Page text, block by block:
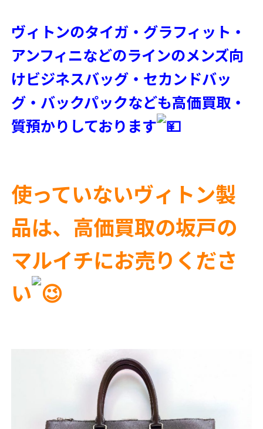
ヴィトンのタイガ・グラフィット・
アンフィニなどのラインのメンズ向
けビジネスバッグ・セカンドバッ
グ・バックパックなども高価買取・
質預かりしております
使っていないヴィトン製
品は、高価買取の坂戸の
マルイチにお売りくださ
い